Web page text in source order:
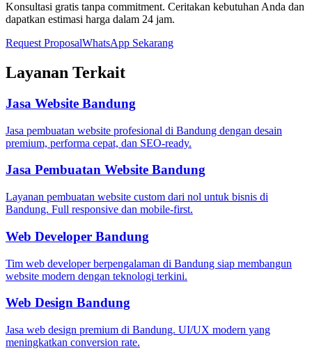
Konsultasi gratis tanpa commitment. Ceritakan kebutuhan Anda dan
dapatkan estimasi harga dalam 24 jam.
Request ProposalWhatsApp Sekarang
Layanan Terkait
Jasa Website Bandung
Jasa pembuatan website profesional di Bandung dengan desain
premium, performa cepat, dan SEO-ready.
Jasa Pembuatan Website Bandung
Layanan pembuatan website custom dari nol untuk bisnis di
Bandung. Full responsive dan mobile-first.
Web Developer Bandung
Tim web developer berpengalaman di Bandung siap membangun
website modern dengan teknologi terkini.
Web Design Bandung
Jasa web design premium di Bandung. UI/UX modern yang
meningkatkan conversion rate.